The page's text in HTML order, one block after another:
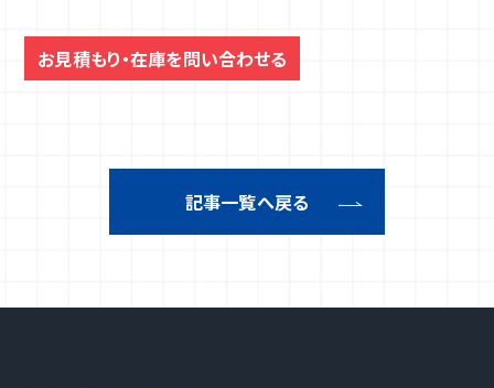
お見積もり・在庫を問い合わせる
記事一覧へ戻る